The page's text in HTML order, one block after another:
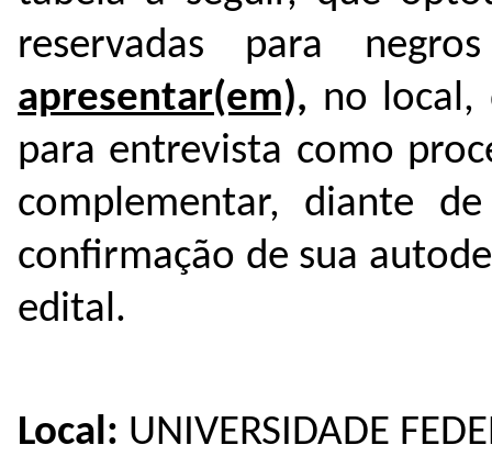
reservadas para
apresentar(em), no local,
para entrevista como
complementar, diante
confirmação de sua
edital.
Local: UNIVERSIDADE